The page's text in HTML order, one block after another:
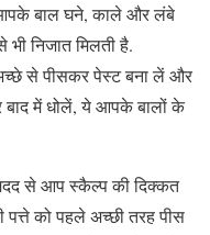
बाल घने, काले और लंबे
निजात मिलती है.
से पीसकर पेस्ट बना लें और
में धोलें, ये आपके बालों के
से आप स्कैल्प की दिक्कत
को पहले अच्छी तरह पीस